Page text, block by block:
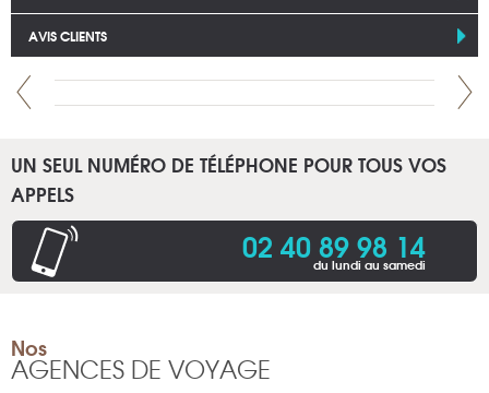
AVIS CLIENTS
UN SEUL NUMÉRO DE TÉLÉPHONE POUR TOUS VOS
APPELS
02 40 89 98 14
du lundi au samedi
Nos
AGENCES DE VOYAGE